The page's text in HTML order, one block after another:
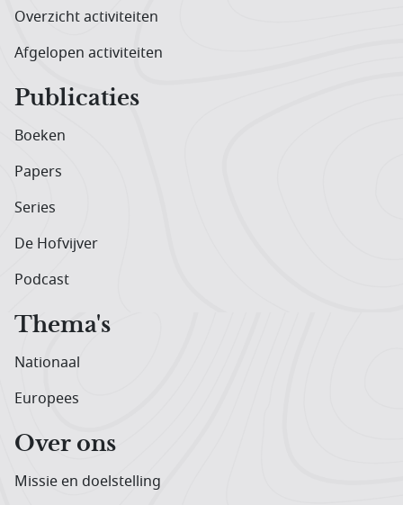
Overzicht activiteiten
Afgelopen activiteiten
Publicaties
Boeken
Papers
Series
De Hofvijver
Podcast
Thema's
Nationaal
Europees
Over ons
Missie en doelstelling